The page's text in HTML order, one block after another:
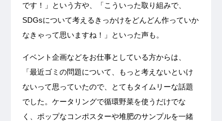
です！」という方や、「こういった取り組みで、
SDGsについて考えるきっかけをどんどん作っていか
なきゃって思いますね！」といった声も。
イベント企画などをお仕事としている方からは、
「最近ゴミの問題について、もっと考えないといけ
ないって思っていたので、とてもタイムリーな話題
でした。ケータリングで循環野菜を使うだけでな
く、ポップなコンポスターや堆肥のサンプルを一緒